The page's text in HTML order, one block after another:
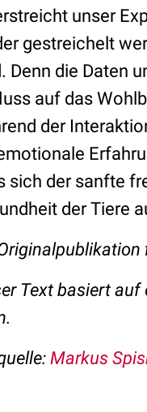
unser
gestreichelt
Denn die Daten
auf das
der
sich der sanfte
der Tiere
Text basiert auf
Markus